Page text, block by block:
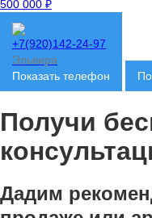
500 000 ₽
+7(920)142-24-97
Эльвира
Показать телефон
Получи
Дадим